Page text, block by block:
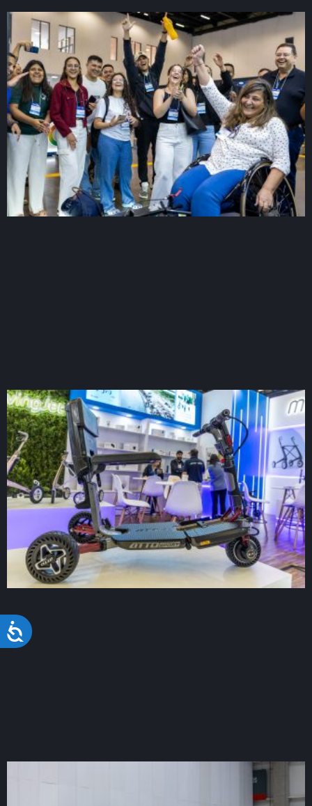
Acessibilidade